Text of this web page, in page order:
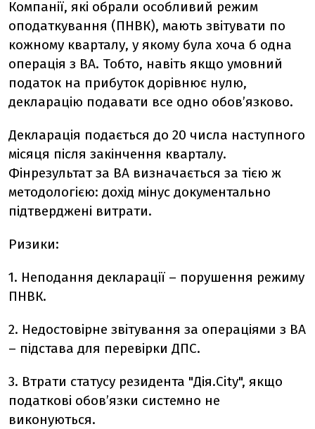
Компанії, які обрали особливий режим
оподаткування (ПНВК), мають звітувати по
кожному кварталу, у якому була хоча б одна
операція з ВА. Тобто, навіть якщо умовний
податок на прибуток дорівнює нулю,
декларацію подавати все одно обов’язково.
Декларація подається до 20 числа наступного
місяця після закінчення кварталу.
Фінрезультат за ВА визначається за тією ж
методологією: дохід мінус документально
підтверджені витрати.
Ризики:
1. Неподання декларації – порушення режиму
ПНВК.
2. Недостовірне звітування за операціями з ВА
– підстава для перевірки ДПС.
3. Втрати статусу резидента "Дія.City", якщо
податкові обов’язки системно не
виконуються.